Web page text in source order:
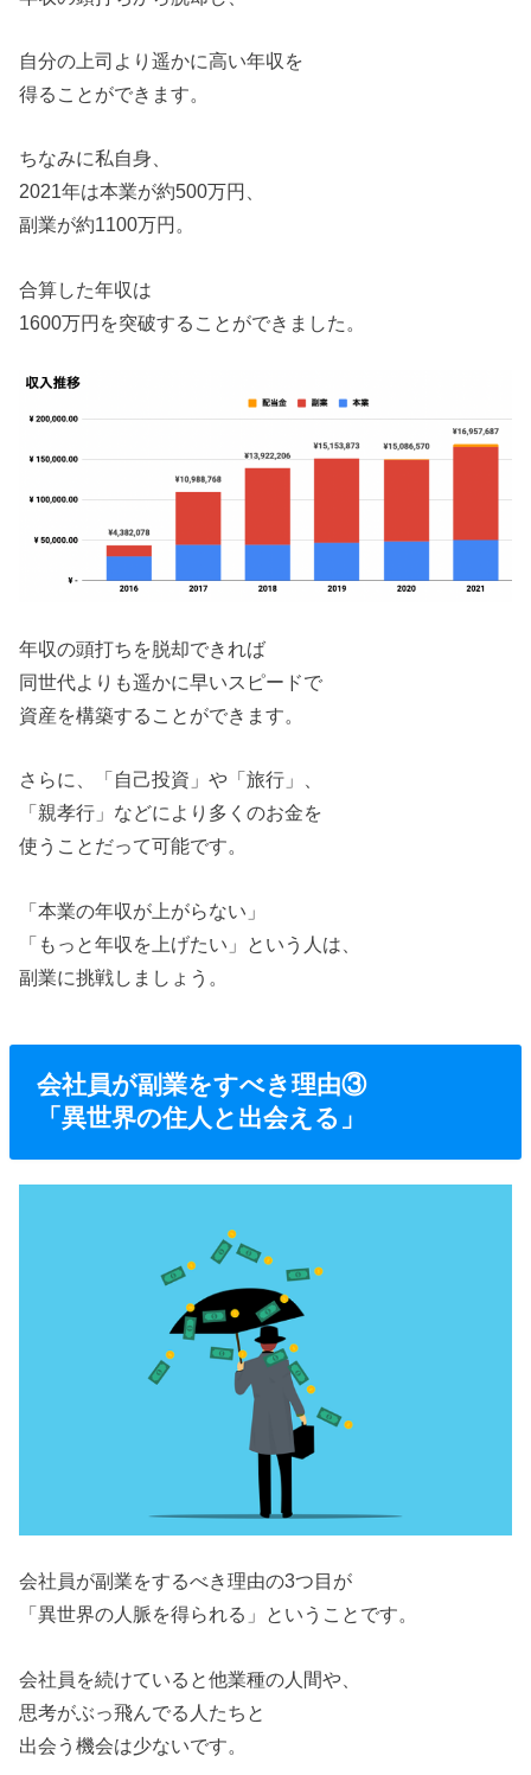
自分の上司より遥かに高い年収を
得ることができます。
ちなみに私自身、
2021年は本業が約500万円、
副業が約1100万円。
合算した年収は
1600万円を突破することができました。
年収の頭打ちを脱却できれば
同世代よりも遥かに早いスピードで
資産を構築することができます。
さらに、「自己投資」や「旅行」、
「親孝行」などにより多くのお金を
使うことだって可能です。
「本業の年収が上がらない」
「もっと年収を上げたい」という人は、
副業に挑戦しましょう。
会社員が副業をすべき理由③
「異世界の住人と出会える」
会社員が副業をするべき理由の3つ目が
「異世界の人脈を得られる」ということです。
会社員を続けていると他業種の人間や、
思考がぶっ飛んでる人たちと
出会う機会は少ないです。